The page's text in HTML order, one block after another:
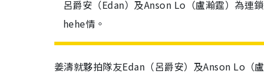
呂爵安（Edan）及Anson Lo（盧瀚霆）為連
hehe情。
姜濤就夥拍隊友Edan（呂爵安）及Anson Lo（